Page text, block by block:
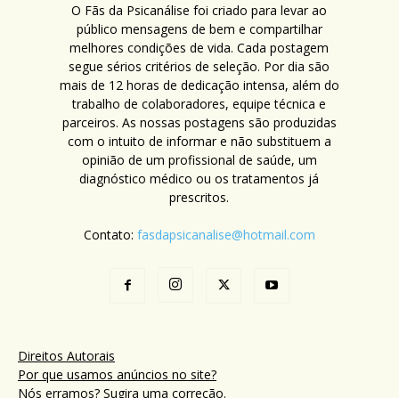
O Fãs da Psicanálise foi criado para levar ao
público mensagens de bem e compartilhar
melhores condições de vida. Cada postagem
segue sérios critérios de seleção. Por dia são
mais de 12 horas de dedicação intensa, além do
trabalho de colaboradores, equipe técnica e
parceiros. As nossas postagens são produzidas
com o intuito de informar e não substituem a
opinião de um profissional de saúde, um
diagnóstico médico ou os tratamentos já
prescritos.
Contato: fasdapsicanalise@hotmail.com
Direitos Autorais
Por que usamos anúncios no site?
Nós erramos? Sugira uma correção.